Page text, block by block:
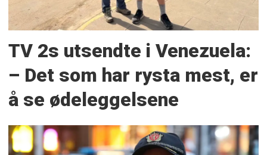
TV 2s utsendte i Venezuela:
– Det som har rysta mest, er
å se ødeleggelsene